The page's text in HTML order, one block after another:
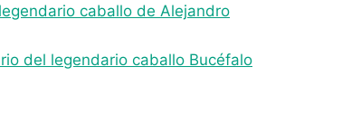
caballo de Alejandro
del legendario caballo Bucéfalo